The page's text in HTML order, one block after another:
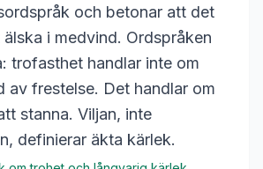
och betonar att det
i medvind. Ordspråken
trofasthet handlar inte om
av frestelse. Det handlar om
stanna. Viljan, inte
definierar äkta kärlek.